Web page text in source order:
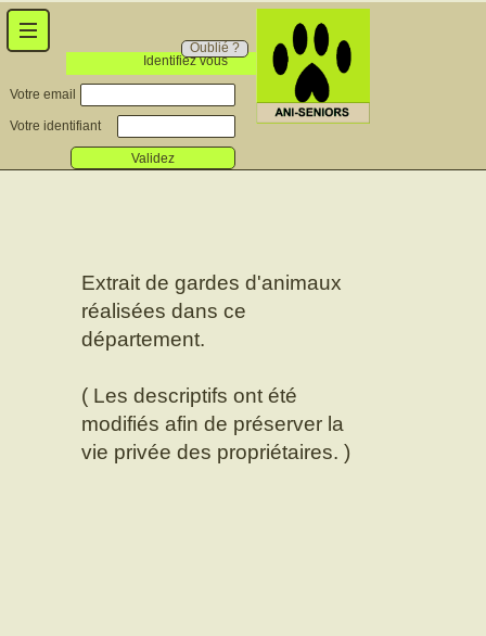
Identifiez vous
Oublié ?
Votre email
Votre identifiant
Validez
Extrait de gardes d'animaux
réalisées dans ce
département.
( Les descriptifs ont été
modifiés afin de préserver la
vie privée des propriétaires. )